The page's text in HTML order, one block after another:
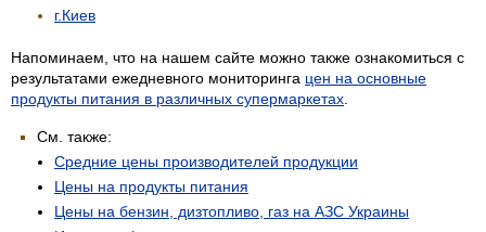
г.Киев
Напоминаем, что на нашем сайте можно также ознакомиться с
результатами ежедневного мониторинга цен на основные
продукты питания в различных супермаркетах
См. также:
Средние цены производителей продукции
Цены на продукты питания
Цены на бензин, дизтопливо, газ на АЗС Украины